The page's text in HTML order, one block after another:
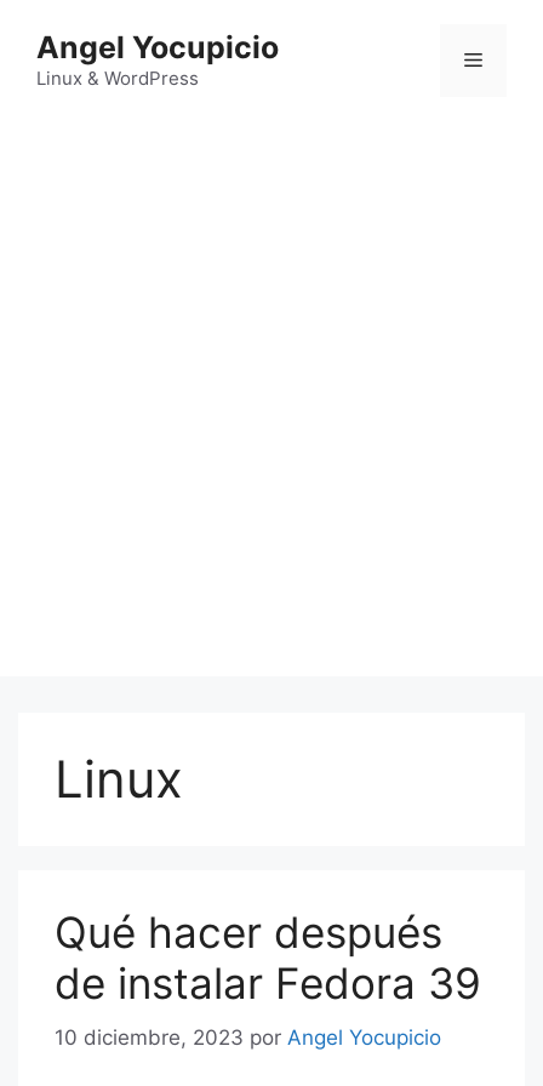
contenido
Angel Yocupicio
Linux & WordPress
Menú
Linux
Qué hacer después
de instalar Fedora 39
10 diciembre, 2023 por Angel Yocupicio